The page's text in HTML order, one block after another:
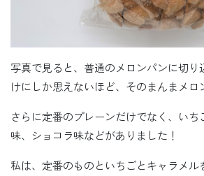
写真で見ると、普通のメロンパンに切り
けにしか思えないほど、そのまんまメロ
さらに定番のプレーンだけでなく、いち
味、ショコラ味などがありました！
私は、定番のものといちごとキャラメル